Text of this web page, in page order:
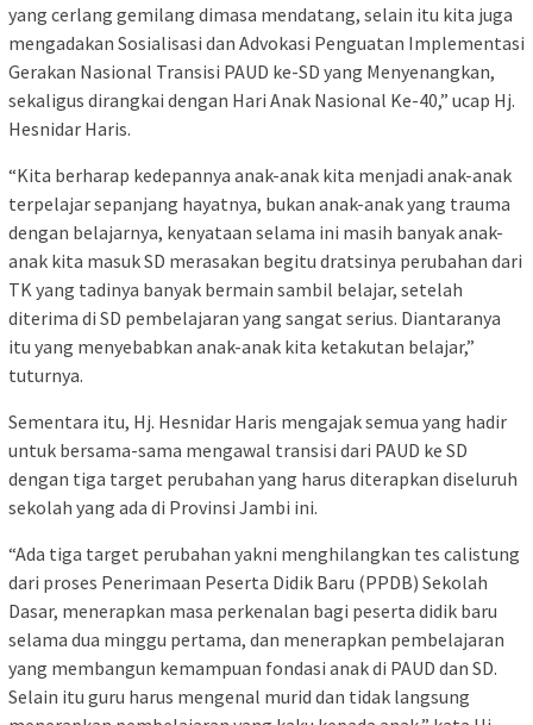
yang cerlang gemilang dimasa mendatang, selain itu kita juga
mengadakan Sosialisasi dan Advokasi Penguatan Implementasi
Gerakan Nasional Transisi PAUD ke-SD yang Menyenangkan,
sekaligus dirangkai dengan Hari Anak Nasional Ke-40,” ucap Hj.
Hesnidar Haris.
“Kita berharap kedepannya anak-anak kita menjadi anak-anak
terpelajar sepanjang hayatnya, bukan anak-anak yang trauma
dengan belajarnya, kenyataan selama ini masih banyak anak-
anak kita masuk SD merasakan begitu dratsinya perubahan dari
TK yang tadinya banyak bermain sambil belajar, setelah
diterima di SD pembelajaran yang sangat serius. Diantaranya
itu yang menyebabkan anak-anak kita ketakutan belajar,”
tuturnya.
Sementara itu, Hj. Hesnidar Haris mengajak semua yang hadir
untuk bersama-sama mengawal transisi dari PAUD ke SD
dengan tiga target perubahan yang harus diterapkan diseluruh
sekolah yang ada di Provinsi Jambi ini.
“Ada tiga target perubahan yakni menghilangkan tes calistung
dari proses Penerimaan Peserta Didik Baru (PPDB) Sekolah
Dasar, menerapkan masa perkenalan bagi peserta didik baru
selama dua minggu pertama, dan menerapkan pembelajaran
yang membangun kemampuan fondasi anak di PAUD dan SD.
Selain itu guru harus mengenal murid dan tidak langsung